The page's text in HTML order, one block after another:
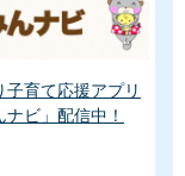
子育て応援アプリ
ナビ」配信中！